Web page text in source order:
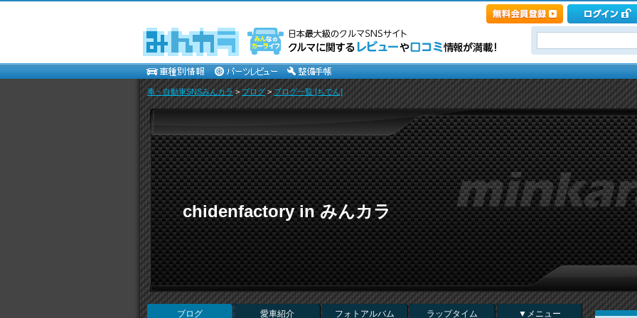
車・自動車SNSみんカラ>ブログ>ブログ一覧 [ちでん]
chidenfactory in みんカラ
ブログ 愛車紹介 フォトアルバム ラップタイム ▼メニュー